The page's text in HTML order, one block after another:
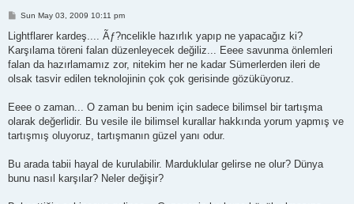
P
s
t
Sun May 03, 2009 10:11 pm
Lightflarer kardeş.... Ãƒ?ncelikle hazırlık yapıp ne yapacağız ki?
Karşılama töreni falan düzenleyecek değiliz... Eeee savunma önlemleri
falan da hazırlamamız zor, nitekim her ne kadar Sümerlerden ileri de
olsak tasvir edilen teknolojinin çok çok gerisinde gözüküyoruz.
Eeee o zaman... O zaman bu benim için sadece bilimsel bir tartışma
olarak değerlidir. Bu vesile ile bilimsel kurallar hakkında yorum yapmış ve
tartışmış oluyoruz, tartışmanın güzel yanı odur.
Bu arada tabii hayal de kurulabilir. Marduklular gelirse ne olur? Dünya
bunu nasıl karşılar? Neler değişir?